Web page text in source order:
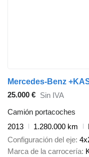
Mercedes-Benz
25.000 € Sin IVA
Camión portacoches
2013
1.280.000 km
Configuración del eje
Marca de la carrocería